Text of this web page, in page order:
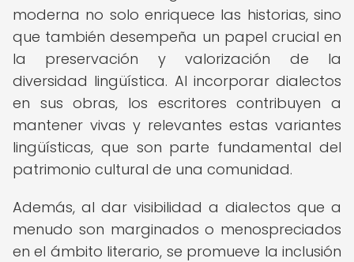
moderna no solo enriquece las historias, sino
que también desempeña un papel crucial en
la preservación y valorización de la
diversidad lingüística. Al incorporar dialectos
en sus obras, los escritores contribuyen a
mantener vivas y relevantes estas variantes
lingüísticas, que son parte fundamental del
patrimonio cultural de una comunidad.
Además, al dar visibilidad a dialectos que a
menudo son marginados o menospreciados
en el ámbito literario, se promueve la inclusión